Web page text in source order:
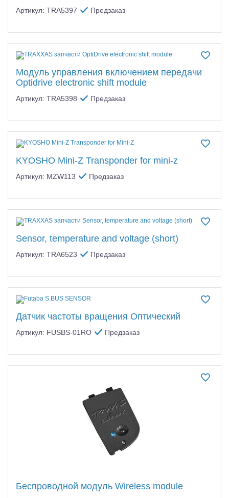
Артикул: TRA5397 Предзаказ
Модуль управления включением передачи
Optidrive electronic shift module
Артикул: TRA5398 Предзаказ
KYOSHO Mini-Z Transponder for mini-z
Артикул: MZW113 Предзаказ
Sensor, temperature and voltage (short)
Артикул: TRA6523 Предзаказ
Датчик частоты вращения Оптический
Артикул: FUSBS-01RO Предзаказ
Беспроводной модуль Wireless module